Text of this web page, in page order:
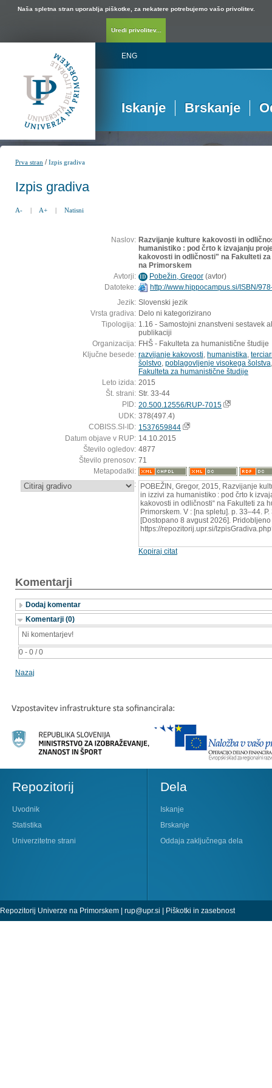
Naša spletna stran uporablja piškotke, za nekatere potrebujemo vašo privolitev.
Uredi privolitev...
ENG
Iskanje Brskanje
Prva stran /Izpis gradiva
Izpis gradiva
A- | A+ | Natisni
Naslov: Razvijanje kulture kakovosti in
humanistiko : pod črto k izvajanju
kakovosti in odličnosti" na Fakulteti
na Primorskem
Avtorji: ID Pobežin, Gregor (avtor)
Datoteke:
http://www.hippocampus.si/ISBN/
Jezik: Slovenski jezik
Vrsta gradiva: Delo ni kategorizirano
Tipologija: 1.16 - Samostojni znanstveni sestavek
publikaciji
Organizacija: FHŠ - Fakulteta za humanistične študije
Ključne besede: razvijanje kakovosti humanistika
šolstvo poblagovljenje visokega šolstva
Fakulteta za humanistične študije
Leto izida: 2015
Št. strani: Str. 33-44
PID: 20.500.12556/RUP-7015
UDK: 378(497.4)
COBISS.SI-ID: 1537659844
Datum objave v RUP: 14.10.2015
Število ogledov: 4877
Število prenosov: 71
Metapodatki:
: POBEŽIN, Gregor, 2015, Razvijanje
in izzivi za humanistiko : pod črto k
kakovosti in odličnosti“ na Fakulteti za
Primorskem. V : [na spletu]. p. 33–44.
[Dostopano 8 avgust 2026]. Pridobljeno
https://repozitorij.upr.si/
Kopiraj citat
Komentarji
Dodaj komentar
Komentarji (0)
0 - 0 / 0
Ni komentarjev!
Nazaj
Repozitorij
Uvodnik
Statistika
Univerzitetne strani
Dela
Iskanje
Brskanje
Oddaja zaključnega dela
Repozitorij Univerze na Primorskem | rup@upr.si Piškotki in zasebnost